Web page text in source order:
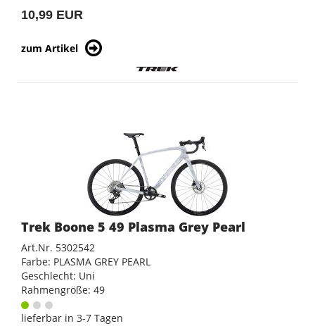
10,99 EUR
zum Artikel
Trek Boone 5 49 Plasma Grey Pearl
Art.Nr. 5302542
Farbe: PLASMA GREY PEARL
Geschlecht: Uni
Rahmengröße: 49
lieferbar in 3-7 Tagen